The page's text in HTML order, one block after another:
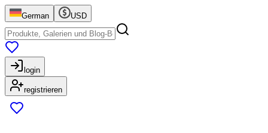
German USD
login
registrieren